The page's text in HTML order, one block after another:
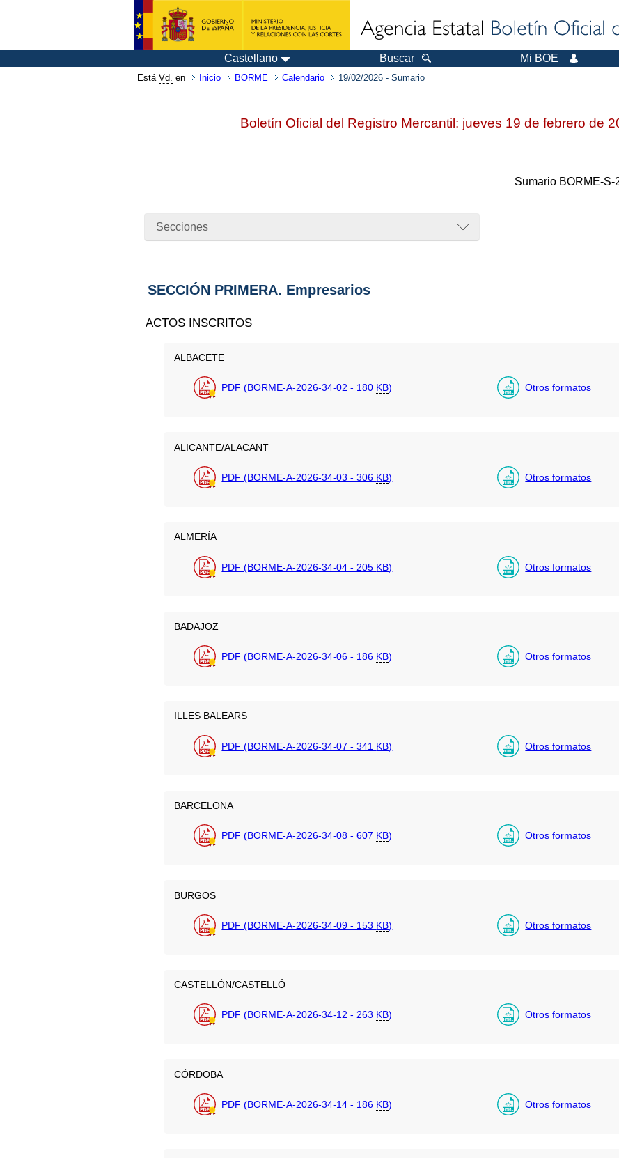
Castellano Buscar Mi BOE
Está Vd. en Inicio BORME Calendario 19/02/2026 - Sumario
Boletín Oficial del Registro Mercantil: jueves 19 de febrero de
Sumario BORME-S-
Secciones
SECCIÓN PRIMERA. Empresarios
ACTOS INSCRITOS
ALBACETE
PDF (BORME-A-2026-34-02 - 180 KB) Otros formatos
ALICANTE/ALACANT
PDF (BORME-A-2026-34-03 - 306 KB) Otros formatos
ALMERÍA
PDF (BORME-A-2026-34-04 - 205 KB) Otros formatos
BADAJOZ
PDF (BORME-A-2026-34-06 - 186 KB) Otros formatos
ILLES BALEARS
PDF (BORME-A-2026-34-07 - 341 KB) Otros formatos
BARCELONA
PDF (BORME-A-2026-34-08 - 607 KB) Otros formatos
BURGOS
PDF (BORME-A-2026-34-09 - 153 KB) Otros formatos
CASTELLÓN/CASTELLÓ
PDF (BORME-A-2026-34-12 - 263 KB) Otros formatos
CÓRDOBA
PDF (BORME-A-2026-34-14 - 186 KB) Otros formatos